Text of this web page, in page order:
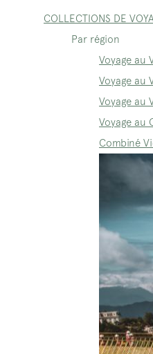
COLLECTIONS DE
Par région
Voyage au
Voyage au
Voyage au
Voyage au
Combiné